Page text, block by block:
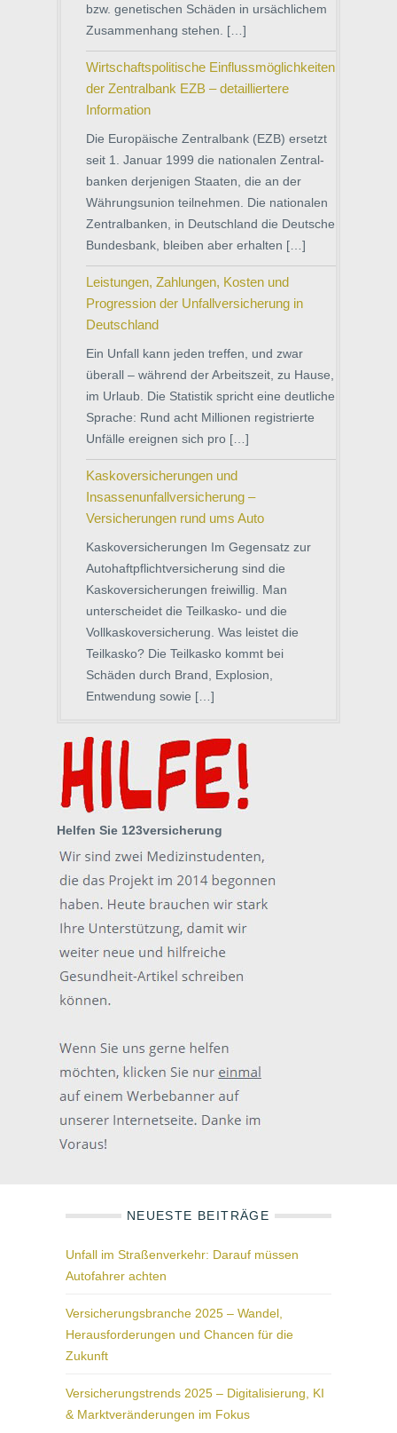
bzw. genetischen Schäden in ursächlichem
Zusammenhang stehen. […]
Wirtschaftspolitische Einflussmöglichkeiten
der Zentralbank EZB – detailliertere
Information
Die Europäische Zentralbank (EZB) ersetzt
seit 1. Januar 1999 die nationalen Zentral-
banken derjenigen Staaten, die an der
Währungsunion teilnehmen. Die nationalen
Zentralbanken, in Deutschland die Deutsche
Bundesbank, bleiben aber erhalten […]
Leistungen, Zahlungen, Kosten und
Progression der Unfallversicherung in
Deutschland
Ein Unfall kann jeden treffen, und zwar
überall – während der Arbeitszeit, zu Hause,
im Urlaub. Die Statistik spricht eine deutliche
Sprache: Rund acht Millionen registrierte
Unfälle ereignen sich pro […]
Kaskoversicherungen und
Insassenunfallversicherung –
Versicherungen rund ums Auto
Kaskoversicherungen Im Gegensatz zur
Autohaftpflichtversicherung sind die
Kaskoversicherungen freiwillig. Man
unterscheidet die Teilkasko- und die
Vollkaskoversicherung. Was leistet die
Teilkasko? Die Teilkasko kommt bei
Schäden durch Brand, Explosion,
Entwendung sowie […]
Helfen Sie 123versicherung
NEUESTE BEITRÄGE
Unfall im Straßenverkehr: Darauf müssen
Autofahrer achten
Versicherungsbranche 2025 – Wandel,
Herausforderungen und Chancen für die
Zukunft
Versicherungstrends 2025 – Digitalisierung, KI
& Marktveränderungen im Fokus